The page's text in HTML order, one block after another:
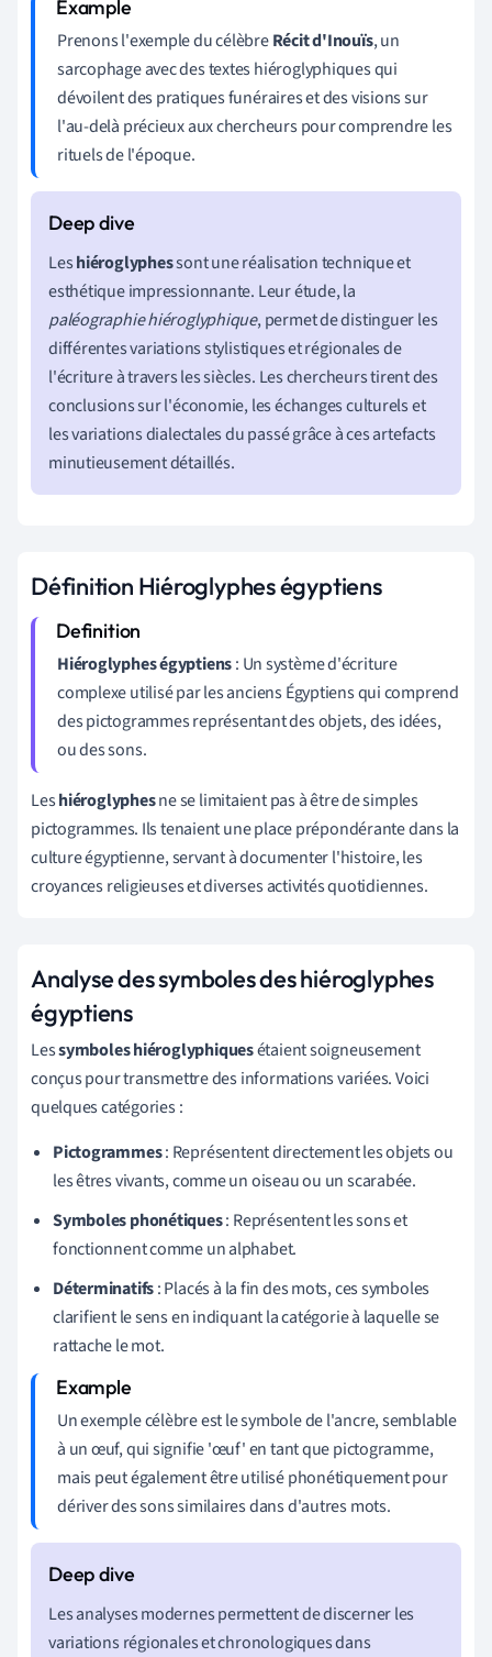
Prenons l'exemple du célèbreRécit d'Inouïs, un
sarcophage avec des textes hiéroglyphiques qui
dévoilent des pratiques funéraires et des visions sur
l'au-delà précieux aux chercheurs pour comprendre les
rituels de l'époque.
Leshiéroglyphessont une réalisation technique et
esthétique impressionnante. Leur étude, la
paléographie hiéroglyphique, permet de distinguer les
différentes variations stylistiques et régionales de
l'écriture à travers les siècles. Les chercheurs tirent des
conclusions sur l'économie, les échanges culturels et
les variations dialectales du passé grâce à ces artefacts
minutieusement détaillés.
Définition Hiéroglyphes égyptiens
Hiéroglyphes égyptiens: Un système d'écriture
complexe utilisé par les anciens Égyptiens qui comprend
des pictogrammes représentant des objets, des idées,
ou des sons.
Leshiéroglyphesne se limitaient pas à être de simples
pictogrammes. Ils tenaient une place prépondérante dans la
culture égyptienne, servant à documenter l'histoire, les
croyances religieuses et diverses activités quotidiennes.
Analyse des symboles des hiéroglyphes
égyptiens
Lessymboles hiéroglyphiquesétaient soigneusement
conçus pour transmettre des informations variées. Voici
quelques catégories :
Pictogrammes: Représentent directement les objets ou
les êtres vivants, comme un oiseau ou un scarabée.
Symboles phonétiques: Représentent les sons et
fonctionnent comme un alphabet.
Déterminatifs: Placés à la fin des mots, ces symboles
clarifient le sens en indiquant la catégorie à laquelle se
rattache le mot.
Un exemple célèbre est le symbole de l'ancre, semblable
à un œuf, qui signifie 'œuf' en tant que pictogramme,
mais peut également être utilisé phonétiquement pour
dériver des sons similaires dans d'autres mots.
Les analyses modernes permettent de discerner les
variations régionales et chronologiques dans